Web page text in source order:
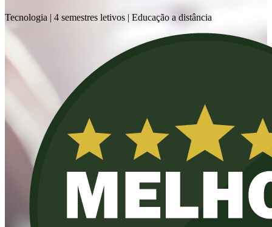
Tecnologia | 4 semestres letivos | Educação a distância